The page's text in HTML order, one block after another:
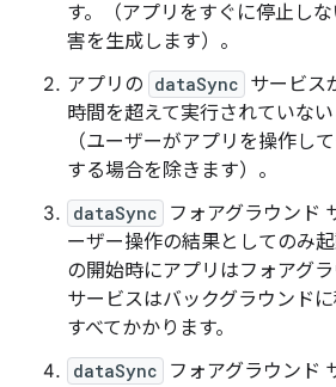
す。（アプリをすぐに停止し
害を生成します）。
アプリの dataSync サービス
時間を超えて実行されていな
（ユーザーがアプリを操作し
する場合を除きます）。
dataSync
フォアグラウンド
ーザー操作の結果としてのみ
の開始時にアプリはフォアグラ
サービスはバックグラウンド
すべてかかります。
dataSync
フォアグラウンド